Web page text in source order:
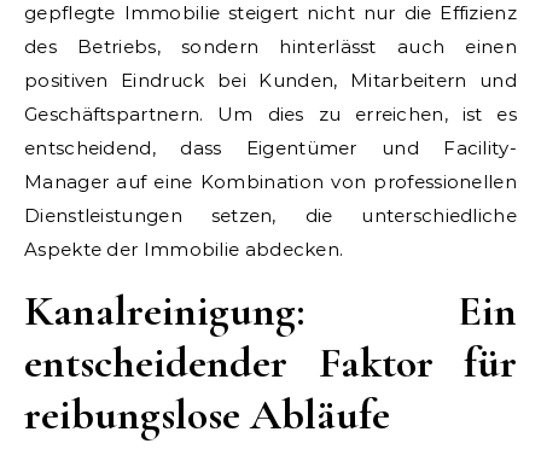
gepflegte Immobilie steigert nicht nur die Effizienz
des Betriebs, sondern hinterlässt auch einen
positiven Eindruck bei Kunden, Mitarbeitern und
Geschäftspartnern. Um dies zu erreichen, ist es
entscheidend, dass Eigentümer und Facility-
Manager auf eine Kombination von professionellen
Dienstleistungen setzen, die unterschiedliche
Aspekte der Immobilie abdecken.
Kanalreinigung: Ein
entscheidender Faktor für
reibungslose Abläufe